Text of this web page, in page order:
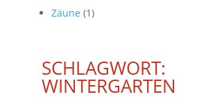
Zäune (1)
SCHLAGWORT:
WINTERGARTEN